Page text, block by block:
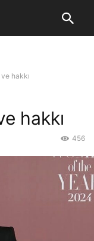
hakkı
hakkı
456